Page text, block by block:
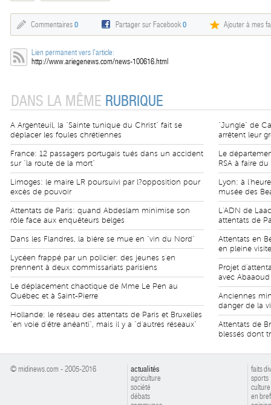
Commentaires 0 Partager sur Facebook0 Ajouter à mes
Lien permanent vers l'article:
http://www.ariegenews.com/news-100616.html
DANS LA MÊME RUBRIQUE
A Argenteuil, la "Sainte tunique du Christ" fait se
déplacer les foules chrétiennes
France: 12 passagers portugais tués dans un accident
sur "la route de la mort"
Limoges: le maire LR poursuivi par l?opposition pour
excès de pouvoir
Attentats de Paris: quand Abdeslam minimise son
rôle face aux enquêteurs belges
Dans les Flandres, la bière se mue en "vin du Nord"
Lycéen frappé par un policier: des jeunes s'en
prennent à deux commissariats parisiens
Le déplacement chaotique de Mme Le Pen au
Québec et à Saint-Pierre
Hollande: le réseau des attentats de Paris et Bruxelles
"en voie d'être anéanti", mais il y a "d'autres réseaux"
"Jungle" de
arrêtent leur
Le
RSA à faire
Lyon: à
musée des
L'ADN de
attentats de
Attentats en
en pleine
Projet
avec
Anciennes
danger de la
Attentats de
blessés dont
© midinews.com - 2005-2016
actualités
agriculture
société
débats
faits
sports
culture
en bref